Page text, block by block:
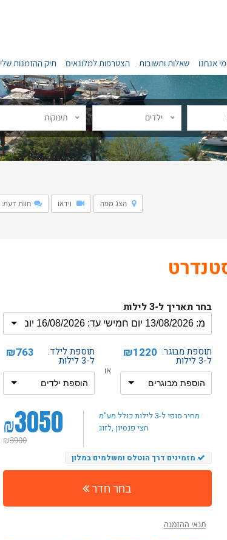
מי אנחנו שאלות ותשובות הצטרפות למלונאים תיק ההזמנות שלי
ילדים תינוקות
חוות דעת: 8.2 וידאו הצג מפה
בחר תאריך ל-3 לילות
תוספת מבוגר: ₪1220
ל-3 לילות
או
תוספת לילד: ₪763
ל-3 לילות
₪3050
₪3900
מחיר סופי ל-3 לילות
כולל מע"מ
לזוג , חצי פנסיון
מזמינים דרך הוטלס ומשלמים במלון
בחר חדר
תנאי ההזמנה